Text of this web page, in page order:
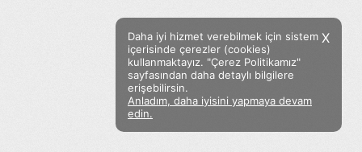
Facebook Twitter Instagram
Sözümoki © 2020 - V.8
X
Daha iyi hizmet verebilmek için sistem
içerisinde çerezler (cookies)
kullanmaktayız. "Çerez Politikamız"
sayfasından daha detaylı bilgilere
erişebilirsin.
Anladım, daha iyisini yapmaya devam
edin.